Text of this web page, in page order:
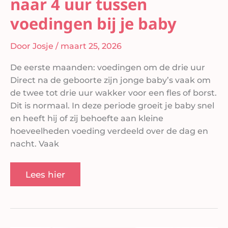
naar 4 uur tussen
voedingen bij je baby
Door Josje / maart 25, 2026
De eerste maanden: voedingen om de drie uur
Direct na de geboorte zijn jonge baby’s vaak om
de twee tot drie uur wakker voor een fles of borst.
Dit is normaal. In deze periode groeit je baby snel
en heeft hij of zij behoefte aan kleine
hoeveelheden voeding verdeeld over de dag en
nacht. Vaak
Lees hier